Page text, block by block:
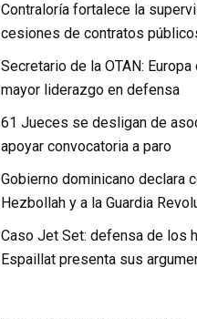
Contraloría fortalece la
cesiones de contratos
Secretario de la OTAN:
mayor liderazgo en defensa
61 Jueces se desligan de
apoyar convocatoria a paro
Gobierno dominicano declara
Hezbollah y a la Guardia
Caso Jet Set: defensa de los
Espaillat presenta sus